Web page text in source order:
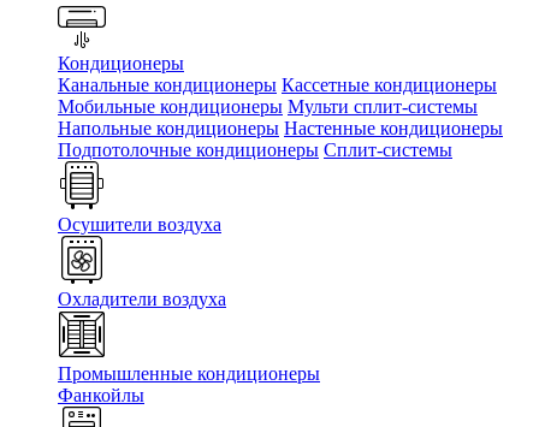
Кондиционеры
Канальные кондиционеры Кассетные кондиционеры
Мобильные кондиционеры Мульти сплит-системы
Напольные кондиционеры Настенные кондиционеры
Подпотолочные кондиционеры Сплит-системы
Осушители воздуха
Охладители воздуха
Промышленные кондиционеры
Фанкойлы